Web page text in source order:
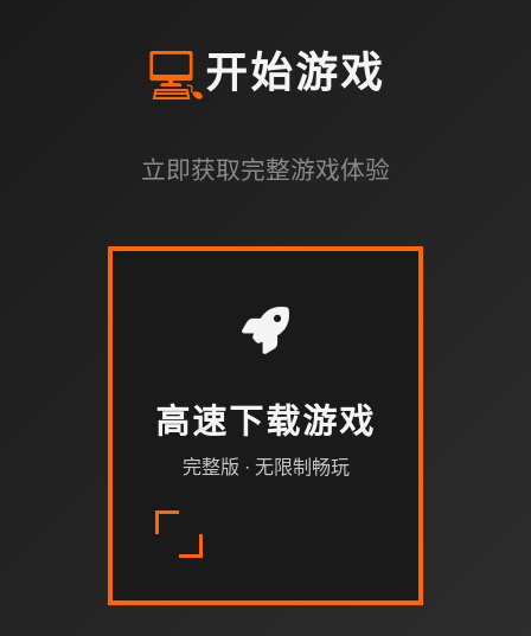
💻开始游戏
立即获取完整游戏体验
高速下载游戏
完整版 · 无限制畅玩